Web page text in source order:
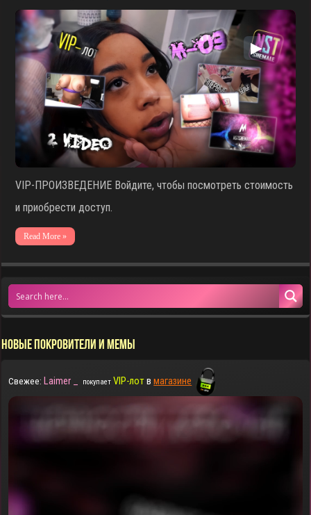
▶
VIP-ПРОИЗВЕДЕНИЕ Войдите, чтобы посмотреть стоимость
и приобрести доступ.
Read More »
НОВЫЕ ПОКРОВИТЕЛИ И МЕМЫ
Свежее: Laimer _ покупает VIP-лотвмагазине